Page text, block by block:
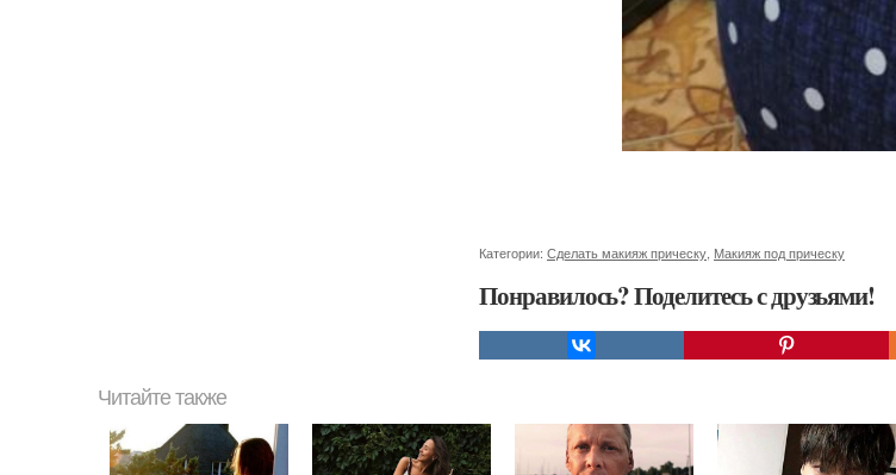
Категории: Сделать макияж прическу Макияж под прическу
Понравилось? Поделитесь с друзьями!
Читайте также